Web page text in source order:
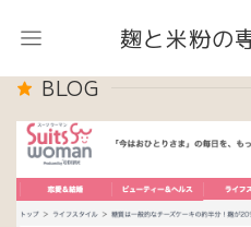
麹と米粉の
BLOG